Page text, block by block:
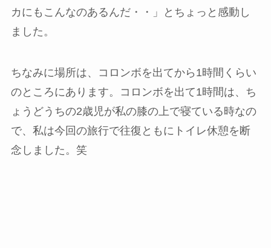
カにもこんなのあるんだ・・」とちょっと感動し
ました。
ちなみに場所は、コロンボを出てから1時間くらい
のところにあります。コロンボを出て1時間は、ち
ょうどうちの2歳児が私の膝の上で寝ている時なの
で、私は今回の旅行で往復ともにトイレ休憩を断
念しました。笑